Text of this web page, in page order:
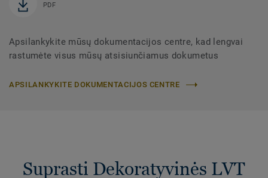
PDF
Apsilankykite mūsų dokumentacijos centre, kad lengvai
rastumėte visus mūsų atsisiunčiamus dokumetus
APSILANKYKITE DOKUMENTACIJOS CENTRE
Suprasti Dekoratyvinės LVT